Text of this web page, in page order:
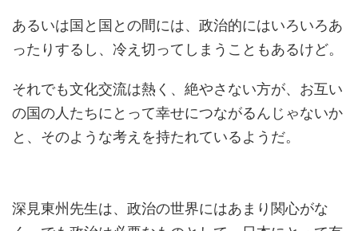
あるいは国と国との間には、政治的にはいろいろあ
ったりするし、冷え切ってしまうこともあるけど。
それでも文化交流は熱く、絶やさない方が、お互い
の国の人たちにとって幸せにつながるんじゃないか
と、そのような考えを持たれているようだ。
深見東州先生は、政治の世界にはあまり関心がな